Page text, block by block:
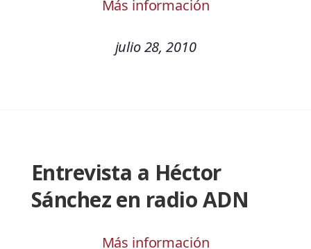
Más información
julio 28, 2010
Entrevista a Héctor
Sánchez en radio ADN
Más información